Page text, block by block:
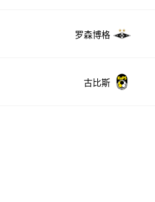
罗森博格
古比斯